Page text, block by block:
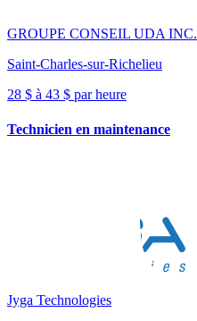
GROUPE CONSEIL UDA INC.
Saint-Charles-sur-Richelieu
28 $ à 43 $ par heure
Technicien en maintenance
Jyga Technologies